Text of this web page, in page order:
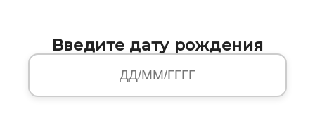
Введите дату рождения